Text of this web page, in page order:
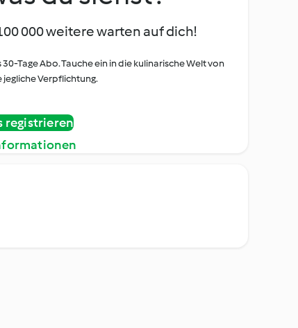
000 weitere warten auf dich!
Tage Abo. Tauche ein in die kulinarische Welt von
Verpflichtung.
registrieren